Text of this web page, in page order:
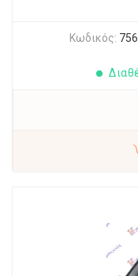
Κωδικός: